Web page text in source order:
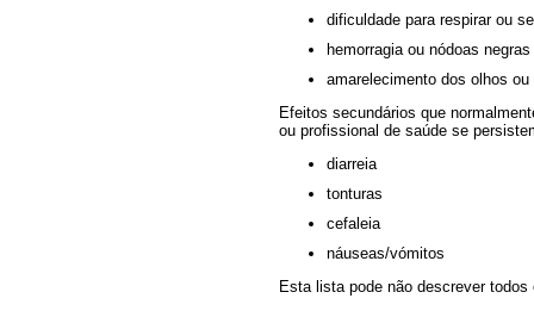
dificuldade para respirar ou
hemorragia ou nódoas
amarelecimento dos olhos ou
Efeitos secundários que
ou profissional de saúde se
diarreia
tonturas
cefaleia
náuseas/vómitos
Esta lista pode não descrever